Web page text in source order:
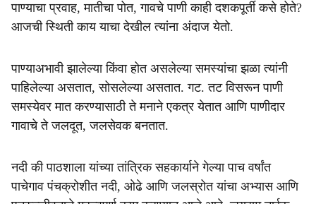
पाण्याचा प्रवाह, मातीचा पोत, गावचे पाणी काही दशकपूर्ती कसे होते?
आजची स्थिती काय याचा देखील त्यांना अंदाज येतो.
पाण्याअभावी झालेल्या किंवा होत असलेल्या समस्यांचा झळा त्यांनी
पाहिलेल्या असतात, सोसलेल्या असतात. गट. तट विसरून पाणी
समस्येवर मात करण्यासाठी ते मनाने एकत्र येतात आणि पाणीदार
गावाचे ते जलदूत, जलसेवक बनतात.
नदी की पाठशाला यांच्या तांत्रिक सहकार्याने गेल्या पाच वर्षांत
पाचेगाव पंचक्रोशीत नदी, ओढे आणि जलस्रोत यांचा अभ्यास आणि